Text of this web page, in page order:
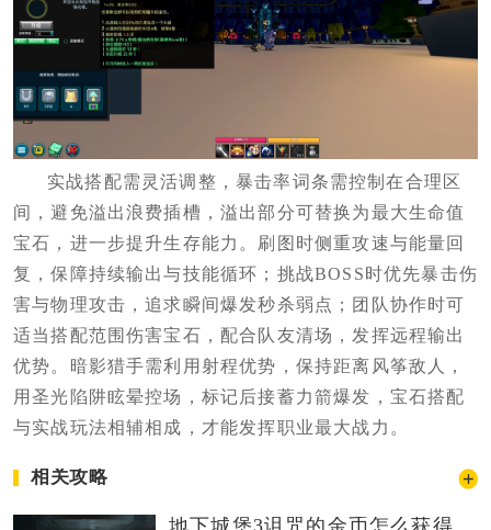
实战搭配需灵活调整，暴击率词条需控制在合理区
间，避免溢出浪费插槽，溢出部分可替换为最大生命值
宝石，进一步提升生存能力。刷图时侧重攻速与能量回
复，保障持续输出与技能循环；挑战BOSS时优先暴击伤
害与物理攻击，追求瞬间爆发秒杀弱点；团队协作时可
适当搭配范围伤害宝石，配合队友清场，发挥远程输出
优势。暗影猎手需利用射程优势，保持距离风筝敌人，
用圣光陷阱眩晕控场，标记后接蓄力箭爆发，宝石搭配
与实战玩法相辅相成，才能发挥职业最大战力。
相关攻略
地下城堡3诅咒的金币怎么获得